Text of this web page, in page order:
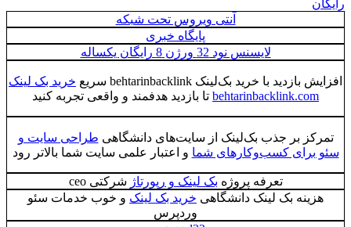
رایگان
آنتی ویروس تحت شبکه
پایگاه خبری
لایسنس نود 32 ورژن 8 رایگان یکساله
افزایش بازدید با خرید بک‌لینک behtarinbacklink سریع
خرید بک لینک
behtarinbacklink.com تا بازدید هدفمند و واقعی تجربه کنید
تمرکز بر جذب بک‌لینک از سایت‌های دانشگاهی طراحی سایت و
سئو برای کسب‌وکارهای شما و اعتبار علمی سایت شما بالاتر رود
تعرفه پروژه بک لینک و رپورتاژ شرکتی ceo
هزینه بک لینک دانشگاهی خرید بک لینک و خوب خدمات سئو
وردپرس